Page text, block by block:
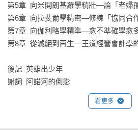
一個成功領導大型創意團隊的典範，也
極佳案例。
向伽利略學精準：近代科學之父伽利略
此外，本書更結合劉教授多年來將中華
思想體系，徹底融合中西文化之精髓，
績效實踐並重的管理之道，深刻闡述「
第5章  向米開朗基羅學精壯—論「老婦
第6章  向拉斐爾學精密—修練「協同合
第7章  向伽利略學精準—愈不準確學愈
第8章  從滅絕到再生—王道經營會計學
後記  英雄出少年
謝詞  阿諾河的倒影
看更多